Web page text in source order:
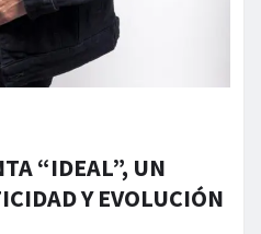
“IDEAL”, UN
Y EVOLUCIÓN